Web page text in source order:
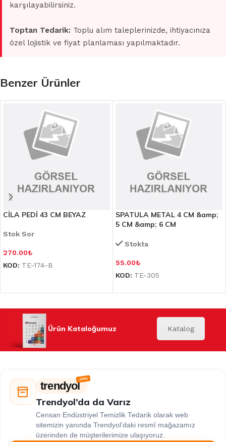
karşılayabilirsiniz.
Toptan Tedarik: Toplu alım taleplerinizde, ihtiyacınıza
özel lojistik ve fiyat planlaması yapılmaktadır.
Benzer Ürünler
CİLA PEDİ 43 CM BEYAZ
Stok Sor
270.00₺
KOD: TE-174-B
SPATULA METAL 4 CM &amp;
5 CM &amp; 6 CM
Stokta
55.00₺
KOD: TE-305
Ürün Kataloğumuz Katalog
trendyol
Trendyol’da da Varız
Censan Endüstriyel Temizlik Tedarik olarak web
sitemizin yanında Trendyol’daki resmî mağazamız
üzerinden de müşterilerimize ulaşıyoruz.